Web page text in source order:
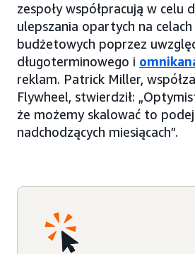
zespoły współpracują w celu
ulepszania opartych na
budżetowych poprzez
długoterminowego i
reklam. Patrick Miller,
Flywheel, stwierdził:
że możemy skalować to
nadchodzących miesiącach”.